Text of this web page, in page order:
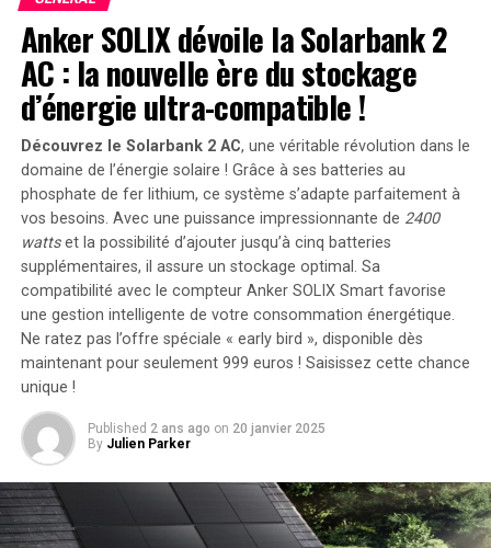
continuités entre les politiques actuelles et celles
passées qu’on pourrait initialement penser. Malgré
quelques variations dans le discours politique actuel, les
pratiques mercantilistes adoptées sous Trump
rappellent celles mises en œuvre par Ronald Reagan
dans les années 1980. À cette époque-là, Reagan avait
imposé des droits douaniers élevés sur divers produits
importés tels que certaines motos japonaises ou encore
divers appareils électroniques.
Alors que nous faisons face à ces bouleversements
économiques mondiaux orchestrés par la nouvelle
management américaine, il devient impératif pour
l’Europe d’agir résolument afin d’établir un cadre
commercial plus équitable et durable qui respecte non
seulement ses normes fiscales mais aussi ses
engagements environnementaux.
RELATED TOPICS: DONALD TRUMP ÉCONOMISTE
EUROPE
GABRIEL ZUCMAN
PROTECTIONNISME STRATÉGIQUE
Anker SOLIX dévoile la Solarbank 2
AC : la nouvelle ère du stockage
d’énergie ultra-compatible !
Découvrez le Solarbank 2 AC, une véritable révolution dans le
domaine de l’énergie solaire ! Grâce à ses batteries au
phosphate de fer lithium, ce système s’adapte parfaitement à
vos besoins. Avec une puissance impressionnante de 2400
wattset la possibilité d’ajouter jusqu’à cinq batteries
supplémentaires, il assure un stockage optimal. Sa
compatibilité avec le compteur Anker SOLIX Smart favorise
une gestion intelligente de votre consommation énergétique.
Ne ratez pas l’offre spéciale « early bird », disponible dès
maintenant pour seulement 999 euros ! Saisissez cette chance
unique !
Published 2 ans ago on 20 janvier 2025
By Julien Parker